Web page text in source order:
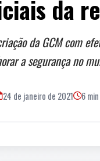
da
da GCM com
a segurança no
24 de janeiro de 2021 6